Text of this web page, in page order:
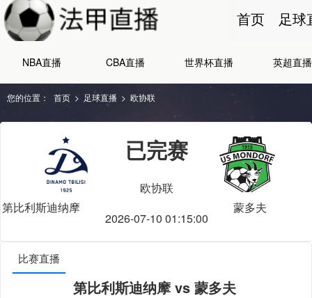
首页 足球
NBA直播 CBA直播 世界杯直播 英超直播
您的位置： 首页 > 足球直播 > 欧协联
第比利斯迪纳摩
已完赛
欧协联
2026-07-10 01:15:00
蒙多夫
比赛直播
第比利斯迪纳摩 vs 蒙多夫